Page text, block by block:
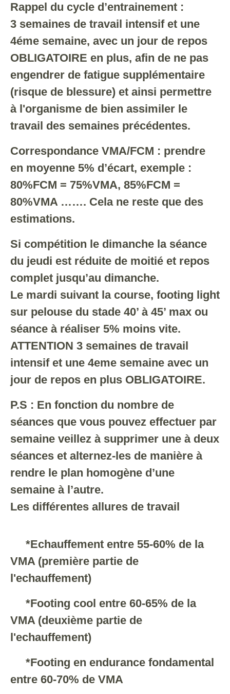
Rappel du cycle d’entrainement :
3 semaines de travail intensif et une
4éme semaine, avec un jour de repos
OBLIGATOIRE en plus, afin de ne pas
engendrer de fatigue supplémentaire
(risque de blessure) et ainsi permettre
à l'organisme de bien assimiler le
travail des semaines précédentes.
Correspondance VMA/FCM : prendre
en moyenne 5% d’écart, exemple :
80%FCM = 75%VMA, 85%FCM =
80%VMA ……. Cela ne reste que des
estimations.
Si compétition le dimanche la séance
du jeudi est réduite de moitié et repos
complet jusqu’au dimanche.
Le mardi suivant la course, footing light
sur pelouse du stade 40’ à 45’ max ou
séance à réaliser 5% moins vite.
ATTENTION 3 semaines de travail
intensif et une 4eme semaine avec un
jour de repos en plus OBLIGATOIRE.
P.S : En fonction du nombre de
séances que vous pouvez effectuer par
semaine veillez à supprimer une à deux
séances et alternez-les de manière à
rendre le plan homogène d’une
semaine à l’autre.
Les différentes allures de travail
*Echauffement entre 55-60% de la
VMA (première partie de
l'echauffement)
*Footing cool entre 60-65% de la
VMA (deuxième partie de
l'echauffement)
*Footing en endurance fondamental
entre 60-70% de VMA